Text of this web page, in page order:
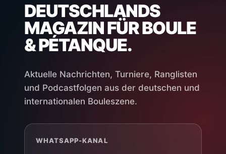
DEUTSCHLANDS
MAGAZIN FÜR BOULE
& PÉTANQUE.
Aktuelle Nachrichten, Turniere, Ranglisten
und Podcastfolgen aus der deutschen und
internationalen Bouleszene.
WHATSAPP-KANAL